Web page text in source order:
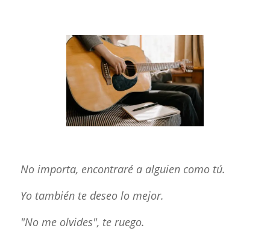
No importa, encontraré a alguien como tú.
Yo también te deseo lo mejor.
"No me olvides", te ruego.